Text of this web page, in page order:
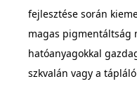
fejlesztése során
magas pigmentáltság
hatóanyagokkal
szkvalán vagy a